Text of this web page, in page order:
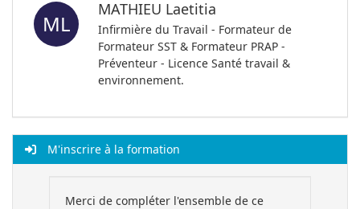
ML
MATHIEU Laetitia
Infirmière du Travail - Formateur de
Formateur SST & Formateur PRAP -
Préventeur - Licence Santé travail &
environnement.
M'inscrire à la formation
Merci de compléter l'ensemble de ce